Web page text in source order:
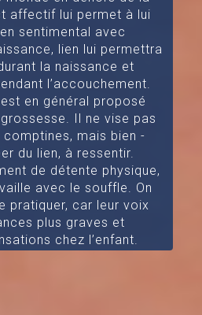
affectif lui permet à lui
sentimental avec
lien lui permettra
la naissance et
l’accouchement.
en général proposé
Il ne vise pas
comptines, mais bien -
du lien, à ressentir.
de détente physique,
avec le souffle. On
pratiquer, car leur voix
plus graves et
chez l’enfant.